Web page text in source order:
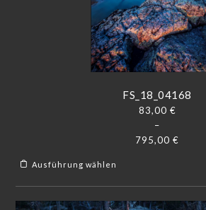
FS_18_04168
83,00 €
–
795,00€
Ausführung wählen